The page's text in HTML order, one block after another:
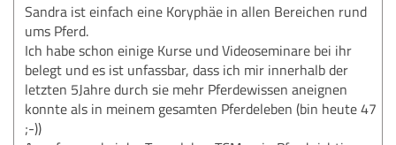
Sandra ist einfach eine Koryphäe in allen Bereichen rund
ums Pferd.
Ich habe schon einige Kurse und Videoseminare bei ihr
belegt und es ist unfassbar, dass ich mir innerhalb der
letzten 5Jahre durch sie mehr Pferdewissen aneignen
konnte als in meinem gesamten Pferdeleben (bin heute 47
;-))